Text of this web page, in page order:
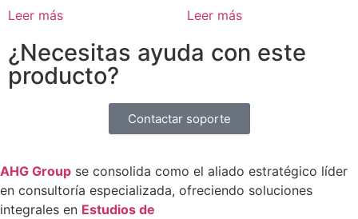
Leer más Leer más
¿Necesitas ayuda con este
producto?
Contactar soporte
AHG Group se consolida como el aliado estratégico líder
en consultoría especializada, ofreciendo soluciones
integrales en Estudios de